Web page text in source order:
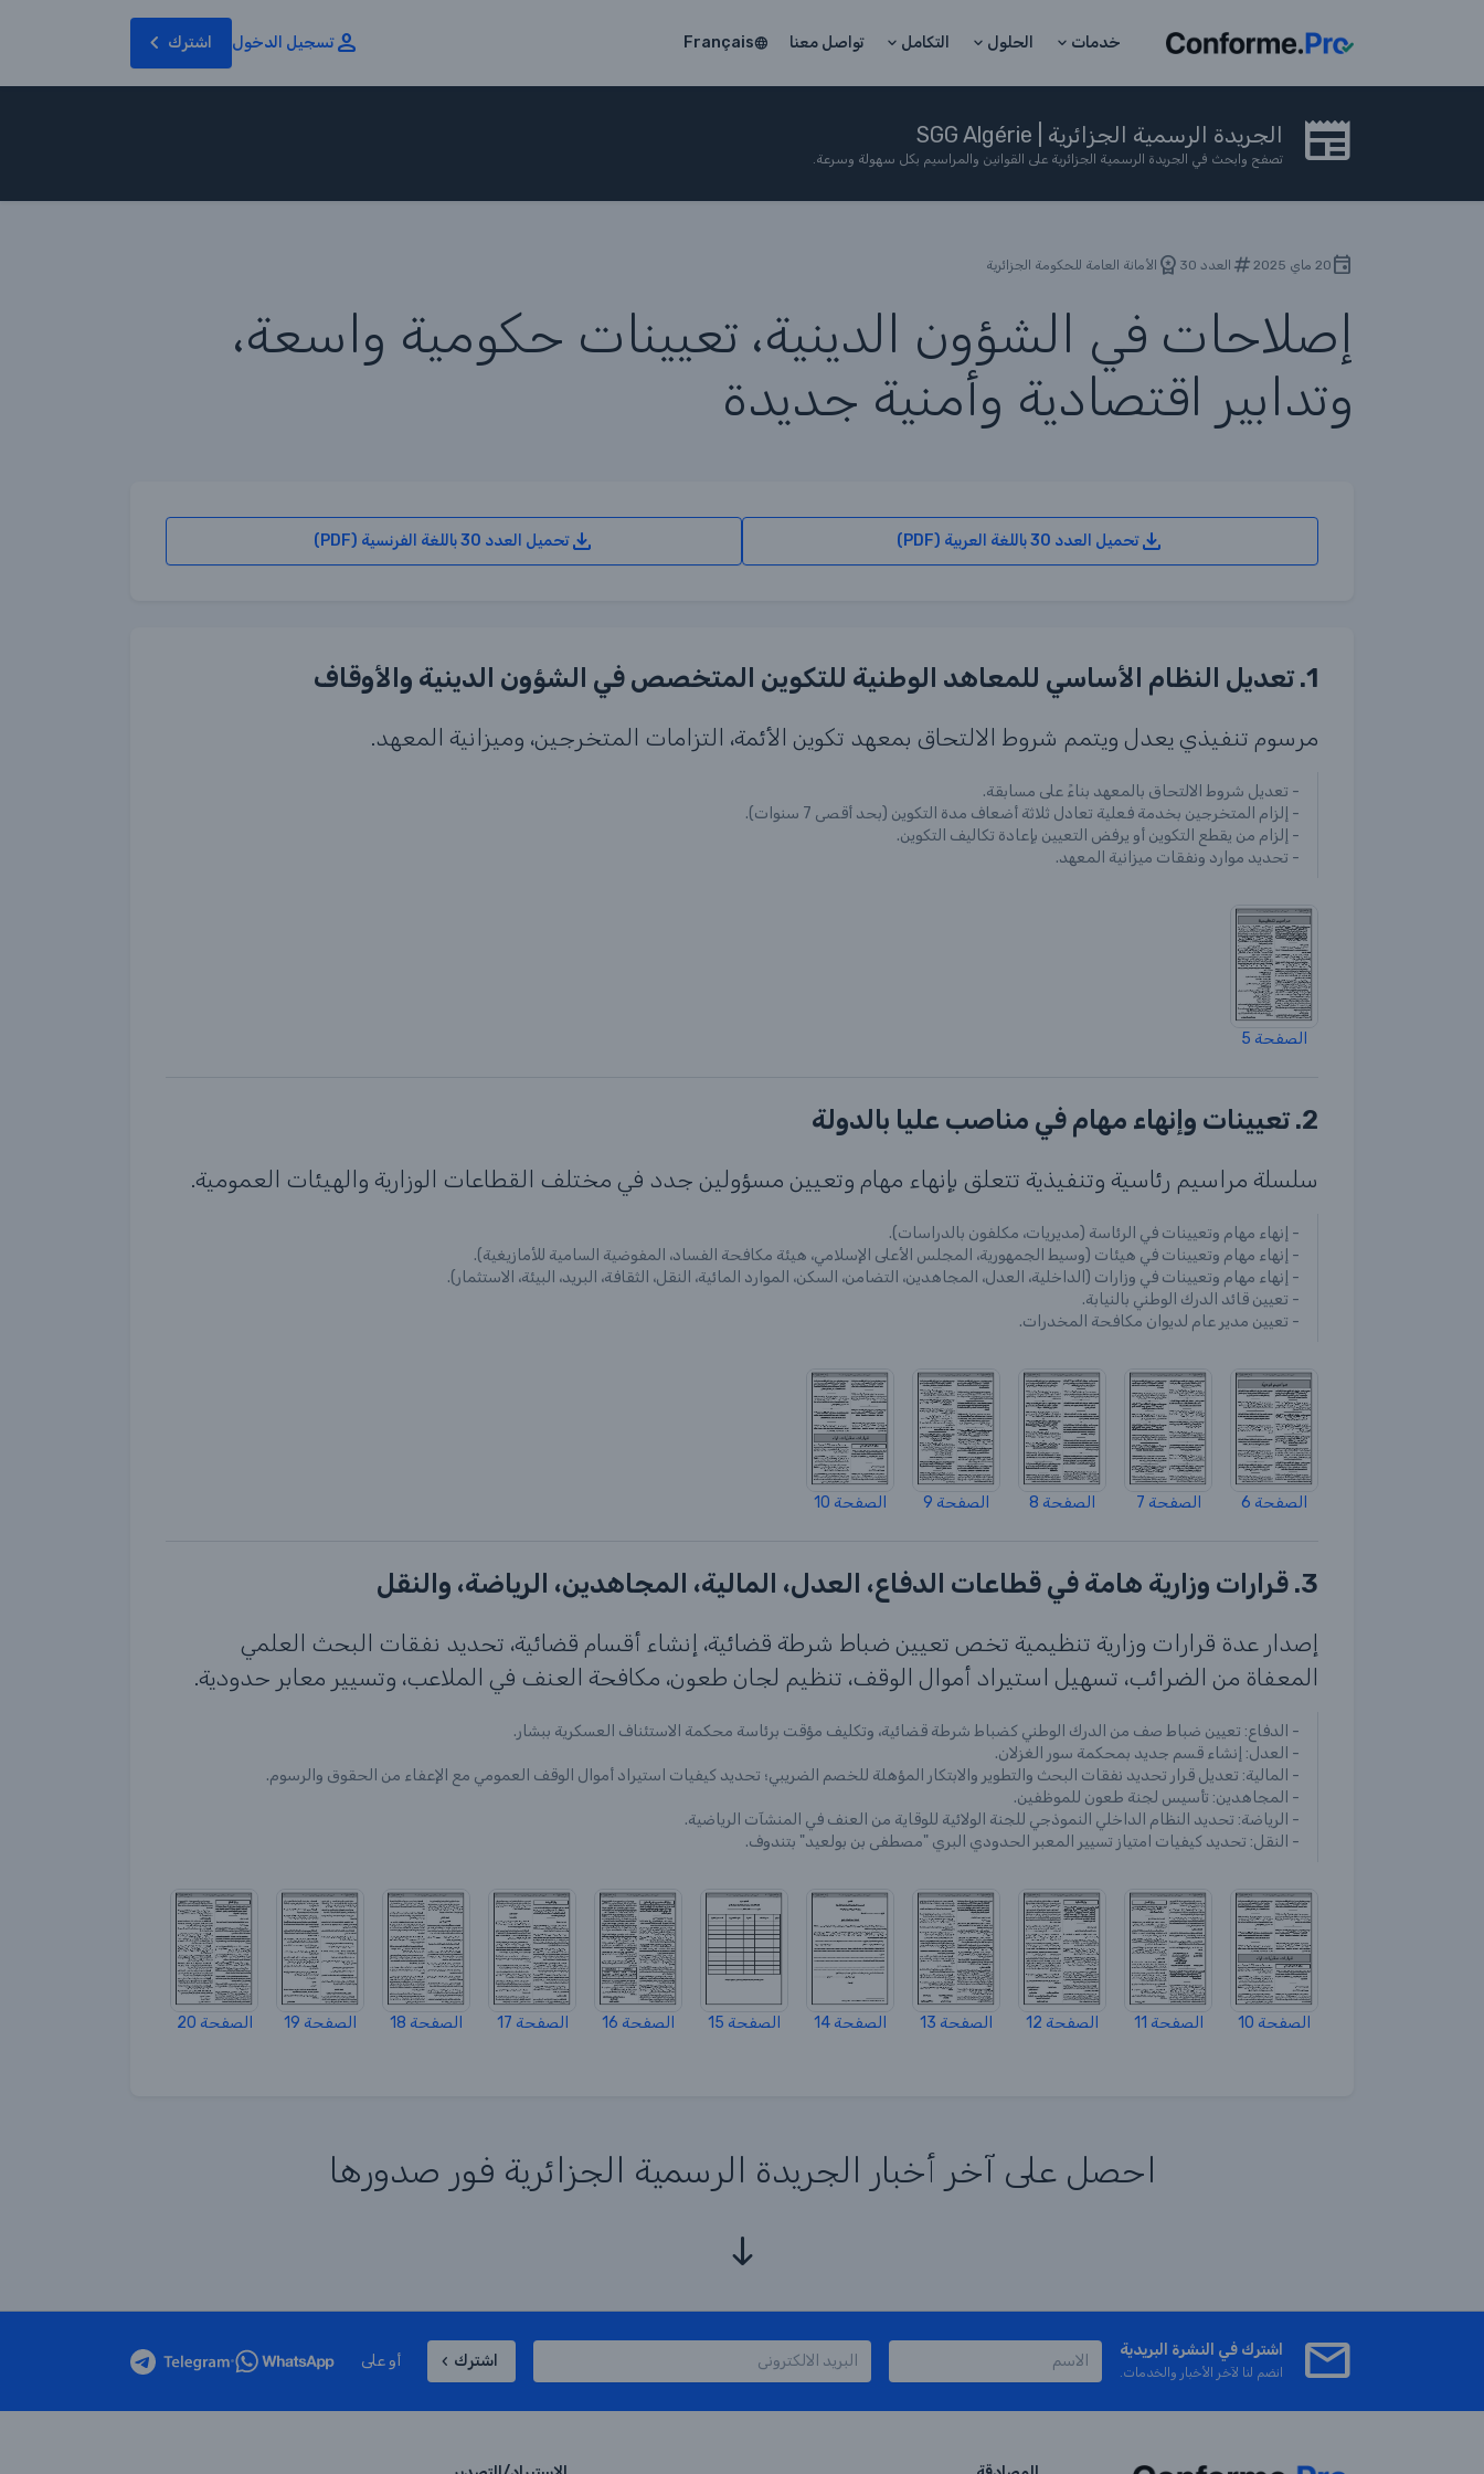
خدمات الحلول التكامل تواصل معنا Français تسجيل الدخول اشترك
الجريدة الرسمية الجزائرية | SGG Algérie
تصفح وابحث في الجريدة الرسمية الجزائرية على القوانين والمراسيم بكل سهولة وسرعة.
20 ماي 2025 العدد 30 الأمانة العامة للحكومة الجزائرية
إصلاحات في الشؤون الدينية، تعيينات حكومية واسعة،
وتدابير اقتصادية وأمنية جديدة
تحميل العدد 30 باللغة العربية (PDF) تحميل العدد 30 باللغة الفرنسية (PDF)
1. تعديل النظام الأساسي للمعاهد الوطنية للتكوين المتخصص في الشؤون الدينية والأوقاف
مرسوم تنفيذي يعدل ويتمم شروط الالتحاق بمعهد تكوين الأئمة، التزامات المتخرجين، وميزانية المعهد.
- تعديل شروط الالتحاق بالمعهد بناءً على مسابقة.
- إلزام المتخرجين بخدمة فعلية تعادل ثلاثة أضعاف مدة التكوين (بحد أقصى 7 سنوات).
- إلزام من يقطع التكوين أو يرفض التعيين بإعادة تكاليف التكوين.
- تحديد موارد ونفقات ميزانية المعهد.
الصفحة 5
2. تعيينات وإنهاء مهام في مناصب عليا بالدولة
سلسلة مراسيم رئاسية وتنفيذية تتعلق بإنهاء مهام وتعيين مسؤولين جدد في مختلف القطاعات الوزارية والهيئات العمومية.
- إنهاء مهام وتعيينات في الرئاسة (مديريات، مكلفون بالدراسات).
- إنهاء مهام وتعيينات في هيئات (وسيط الجمهورية، المجلس الأعلى الإسلامي، هيئة مكافحة الفساد، المفوضية السامية للأمازيغية).
- إنهاء مهام وتعيينات في وزارات (الداخلية، العدل، المجاهدين، التضامن، السكن، الموارد المائية، النقل، الثقافة، البريد، البيئة، الاستثمار).
- تعيين قائد الدرك الوطني بالنيابة.
- تعيين مدير عام لديوان مكافحة المخدرات.
الصفحة 6 الصفحة 7 الصفحة 8 الصفحة 9 الصفحة 10
3. قرارات وزارية هامة في قطاعات الدفاع، العدل، المالية، المجاهدين، الرياضة، والنقل
إصدار عدة قرارات وزارية تنظيمية تخص تعيين ضباط شرطة قضائية، إنشاء أقسام قضائية، تحديد نفقات البحث العلمي
المعفاة من الضرائب، تسهيل استيراد أموال الوقف، تنظيم لجان طعون، مكافحة العنف في الملاعب، وتسيير معابر حدودية.
- الدفاع: تعيين ضباط صف من الدرك الوطني كضباط شرطة قضائية، وتكليف مؤقت برئاسة محكمة الاستئناف العسكرية ببشار.
- العدل: إنشاء قسم جديد بمحكمة سور الغزلان.
- المالية: تعديل قرار تحديد نفقات البحث والتطوير والابتكار المؤهلة للخصم الضريبي؛ تحديد كيفيات استيراد أموال الوقف العمومي مع الإعفاء من الحقوق والرسوم.
- المجاهدين: تأسيس لجنة طعون للموظفين.
- الرياضة: تحديد النظام الداخلي النموذجي للجنة الولائية للوقاية من العنف في المنشآت الرياضية.
- النقل: تحديد كيفيات امتياز تسيير المعبر الحدودي البري "مصطفى بن بولعيد" بتندوف.
الصفحة 10 الصفحة 11 الصفحة 12 الصفحة 13 الصفحة 14 الصفحة 15 الصفحة 16 الصفحة 17 الصفحة 18 الصفحة 19 الصفحة 20
احصل على آخر أخبار الجريدة الرسمية الجزائرية فور صدورها
اشترك في النشرة البريدية
انضم لنا لآخر الأخبار والخدمات.
اشترك أو على •